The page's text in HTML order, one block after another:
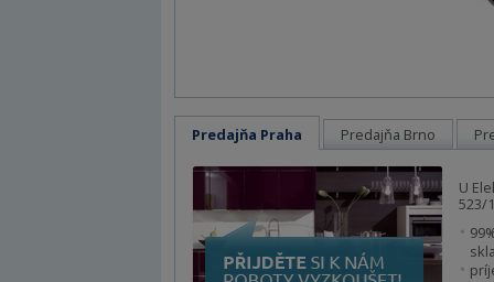
Predajňa Praha Predajňa Brno
U
523/